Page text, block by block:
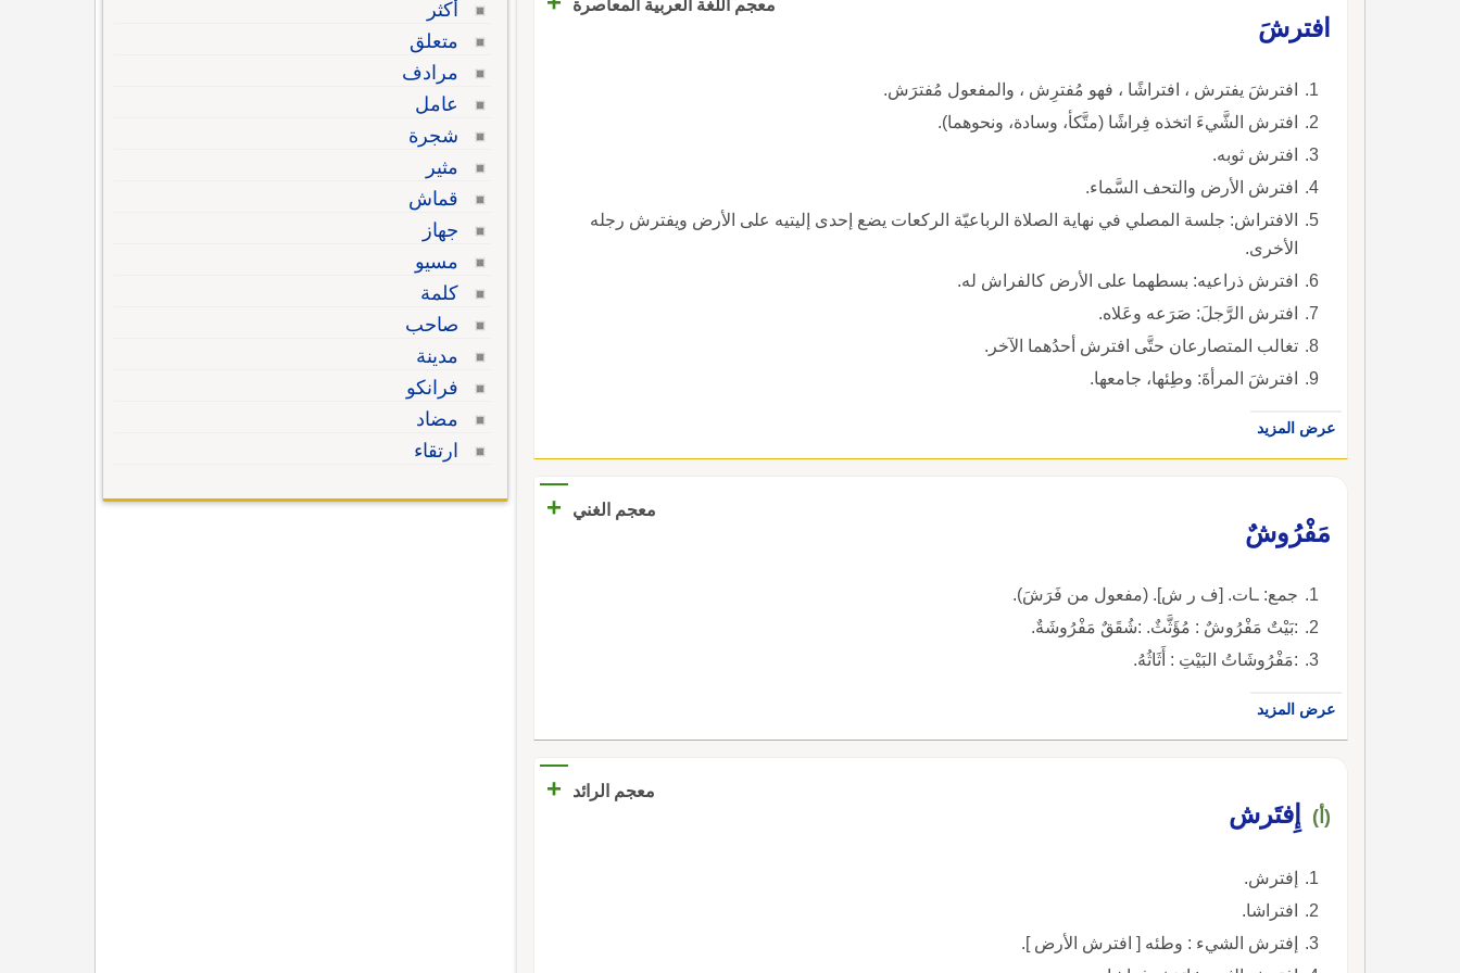
معجم اللغة العربية المعاصرة
افترشَ
افترشَ يفترش ، افتراشًا ، فهو مُفترِش ، والمفعول مُفترَش.
افترش الشَّيءَ اتخذه فِراشًا (متَّكأ، وسادة، ونحوهما).
افترش ثوبه.
افترش الأرض والتحف السَّماء.
الافتراش: جلسة المصلي في نهاية الصلاة الرباعيّة الركعات يضع إحدى إليتيه على الأرض ويفترش رجله
الأخرى.
افترش ذراعيه: بسطهما على الأرض كالفراش له.
افترش الرَّجلَ: صَرَعه وعَلاه.
تغالب المتصارعان حتَّى افترش أحدُهما الآخر.
افترشَ المرأةَ: وطِئها، جامعها.
عرض المزيد
معجم الغني
+
مَفْرُوشٌ
جمع: ـات. [ف ر ش]. (مفعول من فَرَشَ).
:بَيْتٌ مَفْرُوشٌ : مُؤَثَّثٌ. :شُقَقٌ مَفْرُوشَةٌ.
:مَفْرُوشَاتُ البَيْتِ : أَثَاثُهُ.
عرض المزيد
معجم الرائد +
(أ) إِفتَرش
إفترش.
افتراشا.
إفترش الشيء : وطئه [ افترش الأرض ].
أكثر
متعلق
مرادف
عامل
شجرة
مثير
قماش
جهاز
مسيو
كلمة
صاحب
مدينة
فرانكو
مضاد
ارتقاء